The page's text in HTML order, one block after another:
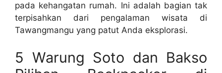
pada kehangatan rumah. Ini adalah bagian tak
terpisahkan dari pengalaman wisata di
Tawangmangu yang patut Anda eksplorasi.
5 Warung Soto dan Bakso